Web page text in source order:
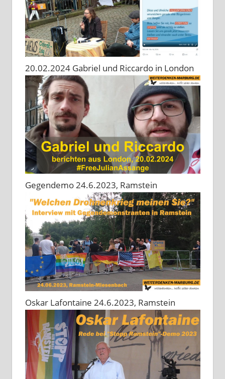
20.02.2024 Gabriel und Riccardo in London
Gegendemo 24.6.2023, Ramstein
Oskar Lafontaine 24.6.2023, Ramstein